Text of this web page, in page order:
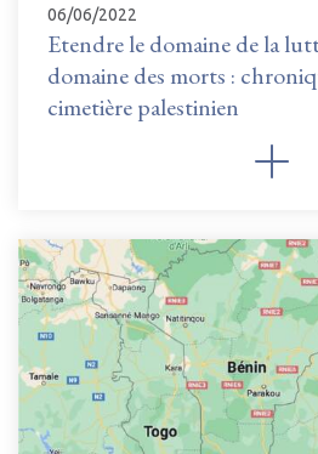
06/06/2022
Etendre le domaine de la
domaine des morts :
cimetière palestinien